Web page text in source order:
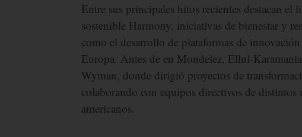
Entre sus principales hitos recientes destacan
sostenible Harmony, iniciativas de bienestar y
como el desarrollo de plataformas de
Europa. Antes de en Mondelez, Ellul-
Wyman, donde dirigió proyectos de
colaborando con equipos directivos de distintos
americanos.